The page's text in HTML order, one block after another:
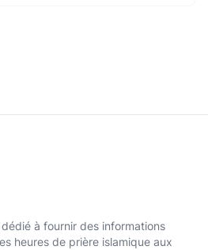
à fournir des informations
heures de prière islamique aux